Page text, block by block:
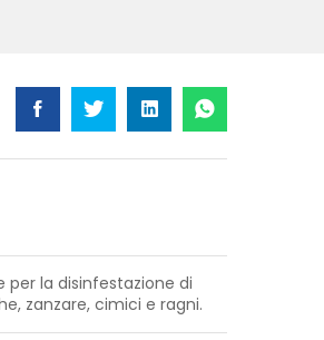
la disinfestazione di
zanzare, cimici e ragni.